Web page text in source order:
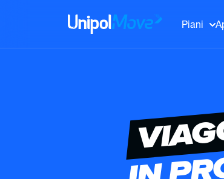
UnipolMove Piani
IN